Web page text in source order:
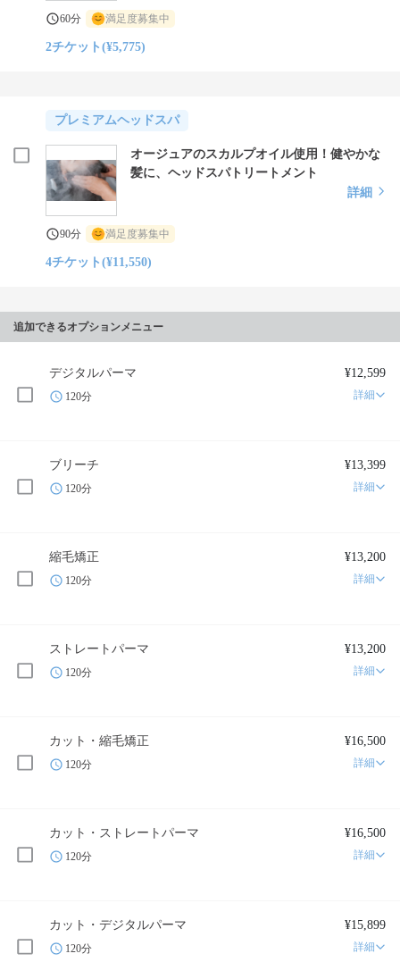
60分 満足度募集中
2チケット(¥5,775)
プレミアムヘッドスパ
オージュアのスカルプオイル使用！健やかな
髪に、ヘッドスパトリートメント
詳細
90分 満足度募集中
4チケット(¥11,550)
追加できるオプションメニュー
デジタルパーマ ¥12,599
120分 詳細
ブリーチ ¥13,399
120分 詳細
縮毛矯正 ¥13,200
120分 詳細
ストレートパーマ ¥13,200
120分 詳細
カット・縮毛矯正 ¥16,500
120分 詳細
カット・ストレートパーマ ¥16,500
120分 詳細
カット・デジタルパーマ ¥15,899
120分 詳細